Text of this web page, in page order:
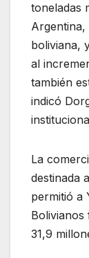
toneladas
Argentina,
boliviana,
al
también
indicó
La
destinada
permitió a
31,9